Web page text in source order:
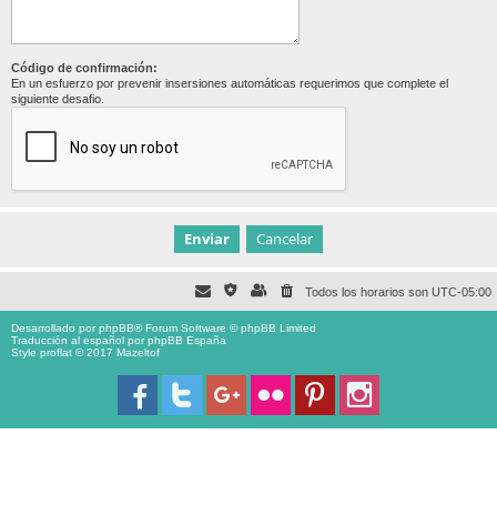
Código de confirmación:
En un esfuerzo por prevenir insersiones automáticas requerimos que complete el
siguiente desafio.
Todos los horarios son UTC-05:00
Desarrollado porphpBB® Forum Software © phpBB Limited
Traducción al español porphpBB España
Style proflat © 2017 Mazeltof